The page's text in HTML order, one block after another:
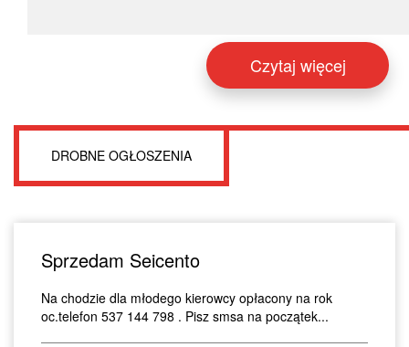
Czytaj więcej
DROBNE OGŁOSZENIA
Sprzedam Seicento
Na chodzie dla młodego kierowcy opłacony na rok
oc.telefon 537 144 798 . Pisz smsa na początek...